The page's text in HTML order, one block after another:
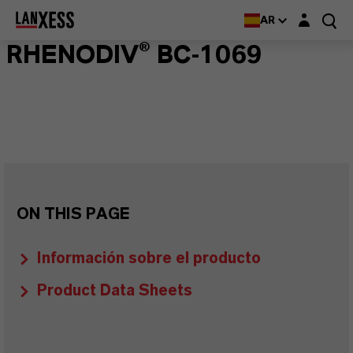
AR Login layer
RHENODIV® BC-1069
ON THIS PAGE
Información sobre el producto
Product Data Sheets